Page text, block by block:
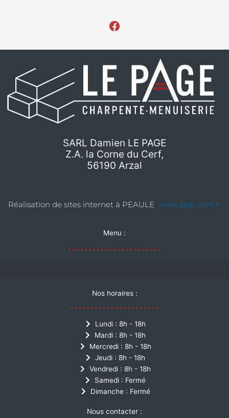
SARL Damien LE PAGE
Z.A. la Corne du Cerf,
56190 Arzal
Réalisation de sites internet à PEAULE www.app-com.fr
Menu :
Nos horaires :
Lundi : 8h - 18h
Mardi : 8h - 18h
Mercredi : 8h - 18h
Jeudi : 8h - 18h
Vendredi : 8h - 18h
Samedi : Fermé
Dimanche : Fermé
Nous contacter :